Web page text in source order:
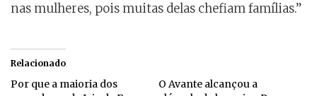
nas mulheres, pois muitas delas chefiam famílias.”
Relacionado
Por que a maioria dos
O Avante alcançou a